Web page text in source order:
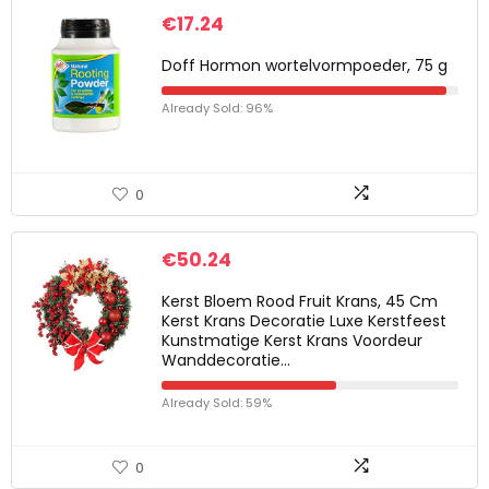
€17.24
Doff Hormon wortelvormpoeder, 75 g
Already Sold: 96%
0
€50.24
Kerst Bloem Rood Fruit Krans, 45 Cm
Kerst Krans Decoratie Luxe Kerstfeest
Kunstmatige Kerst Krans Voordeur
Wanddecoratie…
Already Sold: 59%
0